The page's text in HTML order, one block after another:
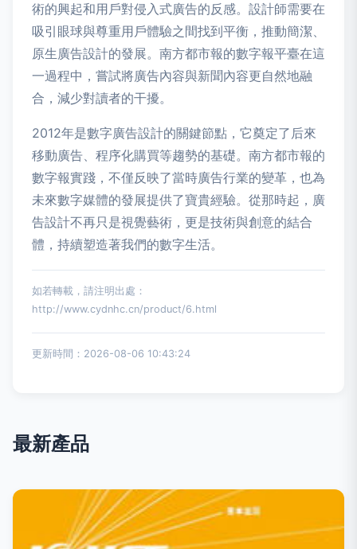
術的興起和用戶對侵入式廣告的反感。設計師需要在
吸引眼球與尊重用戶體驗之間找到平衡，推動簡潔、
原生廣告設計的發展。南方都市報的數字報平臺在這
一過程中，嘗試將廣告內容與新聞內容更自然地融
合，減少對讀者的干擾。
2012年是數字廣告設計的關鍵節點，它奠定了后來
移動廣告、程序化購買等趨勢的基礎。南方都市報的
數字報實踐，不僅反映了當時廣告行業的變革，也為
未來數字媒體的發展提供了寶貴經驗。從那時起，廣
告設計不再只是視覺藝術，更是技術與創意的結合
體，持續塑造著我們的數字生活。
如若轉載，請注明出處：
http://www.cydnhc.cn/product/6.html
更新時間：2026-08-06 10:43:24
最新產品